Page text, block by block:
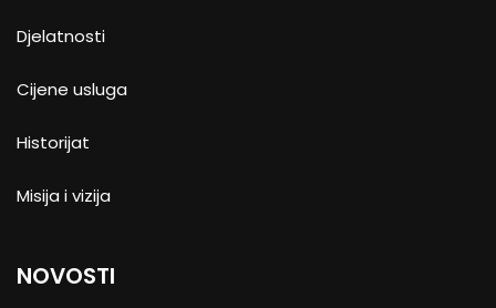
Djelatnosti
Cijene usluga
Historijat
Misija i vizija
NOVOSTI